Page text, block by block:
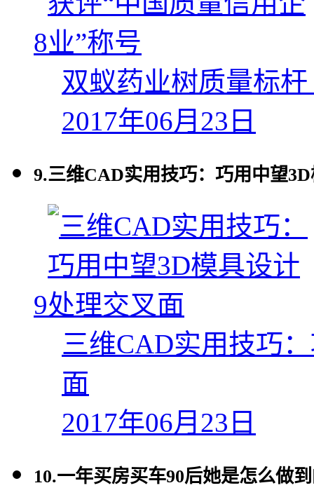
8
双蚁药业树质量标
2017年06月23日
9.三维CAD实用技巧：巧用中望
9
三维CAD实用技巧
面
2017年06月23日
10.一年买房买车90后她是怎么做